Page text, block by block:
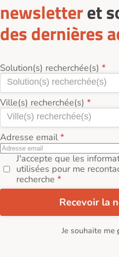
newsletteret
des dernières
Solution(s) recherchée(s)
Ville(s) recherchée(s)
Adresse email
J'accepte que les
utilisées pour me
recherche
Recevoir la
Je souhaite me